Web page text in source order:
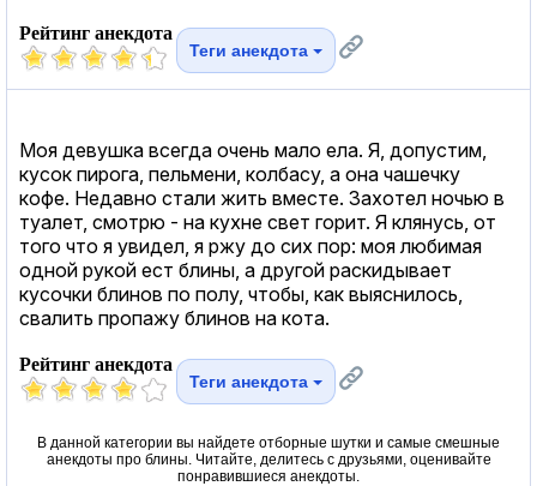
Рейтинг анекдота
Теги анекдота
Моя девушка всегда очень мало ела. Я, допустим,
кусок пирога, пельмени, колбасу, а она чашечку
кофе. Недавно стали жить вместе. Захотел ночью в
туалет, смотрю - на кухне свет горит. Я клянусь, от
того что я увидел, я ржу до сих пор: моя любимая
одной рукой ест блины, а другой раскидывает
кусочки блинов по полу, чтобы, как выяснилось,
свалить пропажу блинов на кота.
Рейтинг анекдота
Теги анекдота
В данной категории вы найдете отборные шутки и самые смешные
анекдоты про блины. Читайте, делитесь с друзьями, оценивайте
понравившиеся анекдоты.